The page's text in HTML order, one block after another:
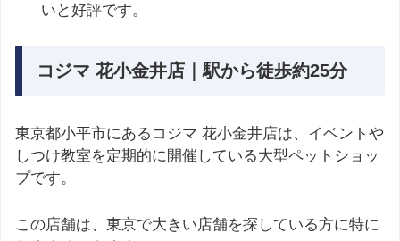
いと好評です​。
コジマ 花小金井店｜駅から徒歩約25分
東京都小平市にあるコジマ 花小金井店は、イベントや
しつけ教室を定期的に開催している大型ペットショッ
プです。
この店舗は、東京で大きい店舗を探している方に特に